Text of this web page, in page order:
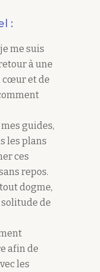
:
me suis
à une
cœur et de
guides,
les plans
ces
repos.
dogme,
de
afin de
les